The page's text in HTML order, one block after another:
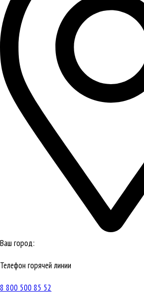
Ваш город:
Телефон горячей линии
8 800 500 85 52